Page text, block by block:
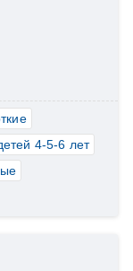
4-5-6 лет